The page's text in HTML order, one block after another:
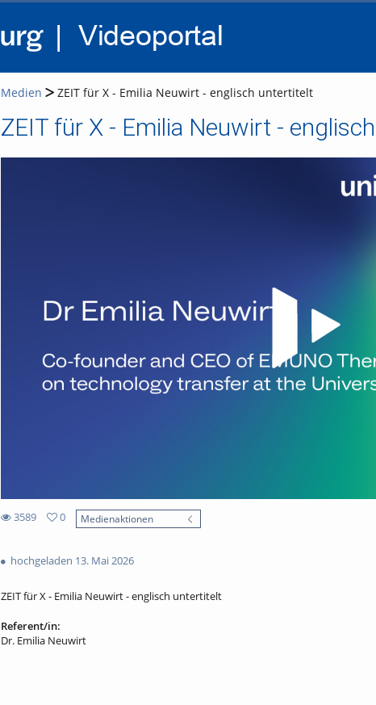
Medien ZEIT für X - Emilia Neuwirt - englisch untertitelt
ZEIT für X - Emilia Neuwirt -
3589
views
0
Medienaktionen
hochgeladen 13. Mai 2026
ZEIT für X - Emilia Neuwirt - englisch untertitelt
Referent/in:
Dr. Emilia Neuwirt